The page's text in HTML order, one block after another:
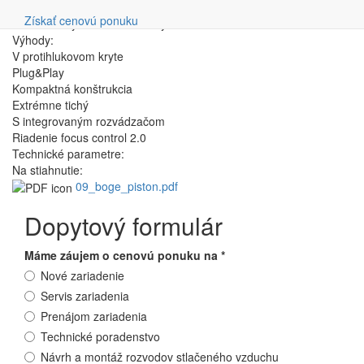
Získať cenovú ponuku
formáte – by bola skutočná výzva!
Výhody:
V protihlukovom kryte
Plug&Play
Kompaktná konštrukcia
Extrémne tichý
S integrovaným rozvádzačom
Riadenie focus control 2.0
Technické parametre:
Na stiahnutie:
09_boge_piston.pdf
Dopytový formulár
Máme záujem o cenovú ponuku na *
Nové zariadenie
Servis zariadenia
Prenájom zariadenia
Technické poradenstvo
Návrh a montáž rozvodov stlačeného vzduchu